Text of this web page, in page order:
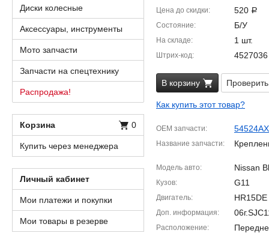
Цена до скидки 520 Р
Состояние Б/У
На складе 1 шт.
Штрих-код 4527036
В корзину
Как купить этот товар?
OEM запчасти
Название запчасти
Модель авто Nissan
Кузов G11
Двигатель HR15DE
Доп. информация
Расположение
Диски колесные
Аксессуары, инструменты
Мото запчасти
Запчасти на спецтехнику
Распродажа!
Корзина 0
Купить через менеджера
Личный кабинет
Мои платежи и покупки
Мои товары в резерве